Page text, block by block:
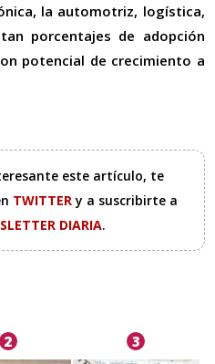
la automotriz, logística,
porcentajes de adopción
potencial de crecimiento a
este artículo, te
TWITTERy a suscribirte a
DIARIA.
2 3